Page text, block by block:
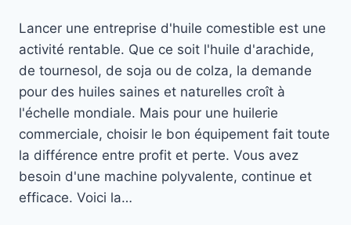
Lancer une entreprise d'huile comestible est une
activité rentable. Que ce soit l'huile d'arachide,
de tournesol, de soja ou de colza, la demande
pour des huiles saines et naturelles croît à
l'échelle mondiale. Mais pour une huilerie
commerciale, choisir le bon équipement fait toute
la différence entre profit et perte. Vous avez
besoin d'une machine polyvalente, continue et
efficace. Voici la…